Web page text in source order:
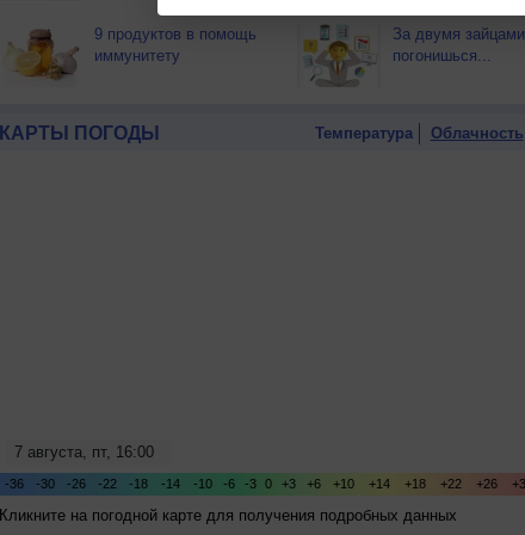
9 продуктов в помощь
иммунитету
За двумя зайцами
погонишься...
КАРТЫ ПОГОДЫ Температура Облачность
Кликните на погодной карте для получения подробных данных